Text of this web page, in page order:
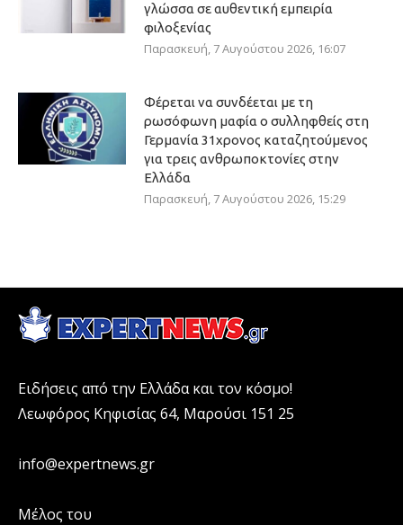
γλώσσα σε αυθεντική εμπειρία
φιλοξενίας
Παρασκευή, 7 Αυγούστου 2026, 16:07
Φέρεται να συνδέεται με τη
ρωσόφωνη μαφία ο συλληφθείς στη
Γερμανία 31χρονος καταζητούμενος
για τρεις ανθρωποκτονίες στην
Ελλάδα
Παρασκευή, 7 Αυγούστου 2026, 15:29
Ειδήσεις από την Ελλάδα και τον κόσμο!
Λεωφόρος Κηφισίας 64, Μαρούσι 151 25
info@expertnews.gr
Μέλος του